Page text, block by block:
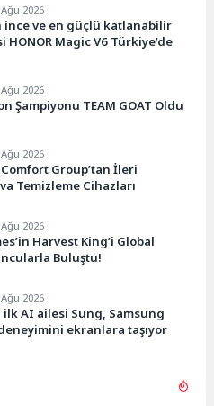
2026
ince ve en güçlü katlanabilir
HONOR Magic V6 Türkiye’de
2026
Şampiyonu TEAM GOAT Oldu
2026
Group’tan İleri
Temizleme Cihazları
2026
Harvest King’i Global
Buluştu!
2026
ilk AI ailesi Sung, Samsung
deneyimini ekranlara taşıyor